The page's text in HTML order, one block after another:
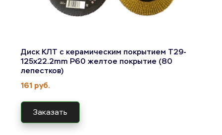
Диск КЛТ с керамическим покрытием T29-
125x22.2mm Р60 желтое покрытие (80
лепестков)
161 руб.
Заказать